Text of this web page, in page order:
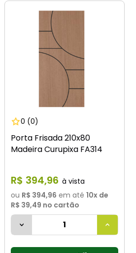
0 (0)
Porta Frisada 210x80
Madeira Curupixa FA314
R$ 394,96
ou R$ 394,96 em até 10x de
R$ 39,49 no cartão